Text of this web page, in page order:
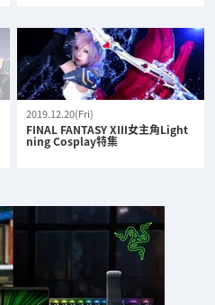
2019.12.20(Fri)
FINAL FANTASY XIII女主角Light
ning Cosplay特集